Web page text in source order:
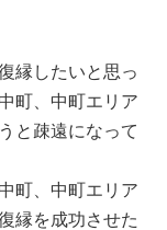
縁したいと思っ
町、中町エリア
と疎遠になって
町、中町エリア
縁を成功させた